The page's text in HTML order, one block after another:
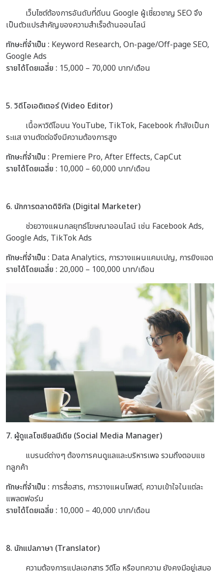
เว็บไซต์ต้องการอันดับที่ดีบน Google ผู้เชี่ยวชาญ SEO จึง
เป็นตัวแปรสำคัญของความสำเร็จด้านออนไลน์
ทักษะที่จำเป็น : Keyword Research, On-page/Off-page SEO,
Google Ads
รายได้โดยเฉลี่ย : 15,000 – 70,000 บาท/เดือน
5. วิดีโอเอดิเตอร์ (Video Editor)
เนื้อหาวิดีโอบน YouTube, TikTok, Facebook กำลังเป็นก
ระแส งานตัดต่อจึงมีความต้องการสูง
ทักษะที่จำเป็น : Premiere Pro, After Effects, CapCut
รายได้โดยเฉลี่ย : 10,000 – 60,000 บาท/เดือน
6. นักการตลาดดิจิทัล (Digital Marketer)
ช่วยวางแผนกลยุทธ์โฆษณาออนไลน์ เช่น Facebook Ads,
Google Ads, TikTok Ads
ทักษะที่จำเป็น : Data Analytics, การวางแผนแคมเปญ, การยิงแอด
รายได้โดยเฉลี่ย : 20,000 – 100,000 บาท/เดือน
7. ผู้ดูแลโซเชียลมีเดีย (Social Media Manager)
แบรนด์ต่างๆ ต้องการคนดูแลและบริหารเพจ รวมถึงตอบแช
ทลูกค้า
ทักษะที่จำเป็น : การสื่อสาร, การวางแผนโพสต์, ความเข้าใจในแต่ละ
แพลตฟอร์ม
รายได้โดยเฉลี่ย : 10,000 – 40,000 บาท/เดือน
8. นักแปลภาษา (Translator)
ความต้องการแปลเอกสาร วิดีโอ หรือบทความ ยังคงมีอยู่เสมอ